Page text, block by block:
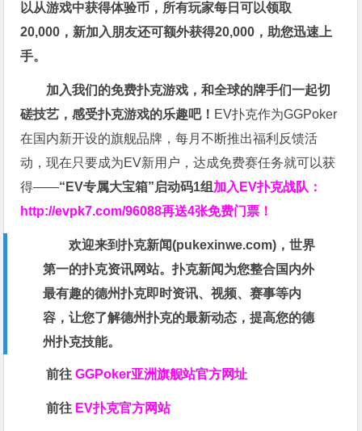
以从游戏中获得体验币，所有玩家每日可以领取
20,000，新加入朋友还可额外获得20,000，助您迅速上
手。
加入我们的免费扑克游戏，和全球的牌手们一起切
磋技艺，感受扑克游戏的乐趣吧！ EV扑克作为GGPoker
在国内新开设的旗舰品牌，每月不断推出福利反馈活
动，现在只要成为EV新用户，达成免费赛任务就可以获
得——“EV专属大宝箱”启动码1组 加入EV扑克战队：
http://evpk7.com/96088再送4张免费门票！
欢迎来到扑克新闻(pukexinwe.com)，世界
第一的扑克资讯网站。扑克新闻为您整合国内外
最有趣的德州扑克即时资讯、视频、赛事等内
容，让您了解德州扑克的最新动态，提高您的德
州扑克技能。
前往GGPoker亚洲旗舰站官方网址
前往 EV扑克官方网站